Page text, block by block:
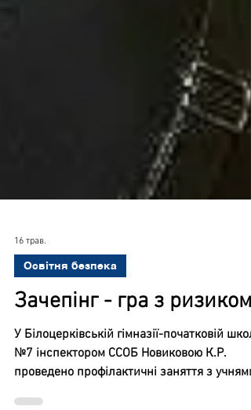
16 трав.
Освітня безпека
Зачепінг - гра з ризиком